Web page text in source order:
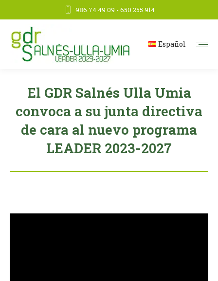
986 74 49 09 - 650 255 914
Español
El GDR Salnés Ulla Umia
convoca a su junta directiva
de cara al nuevo programa
LEADER 2023-2027